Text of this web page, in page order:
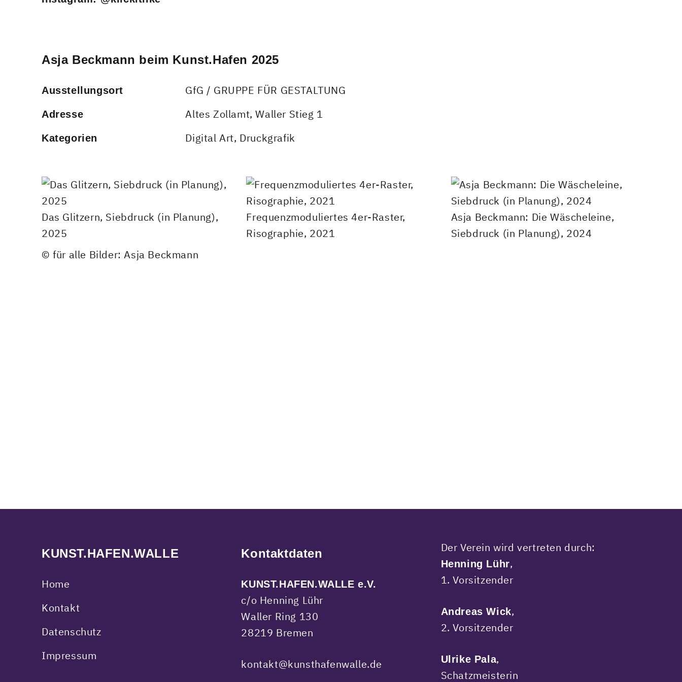
Asja Beckmann beim Kunst.Hafen 2025
Ausstellungsort GfG / GRUPPE FÜR GESTALTUNG
Adresse Altes Zollamt, Waller Stieg 1
Kategorien Digital Art, Druckgrafik
Das Glitzern, Siebdruck (in Planung),
2025
Frequenzmoduliertes 4er-Raster,
Risographie, 2021
Asja Beckmann: Die Wäscheleine,
Siebdruck (in Planung), 2024
© für alle Bilder: Asja Beckmann
KUNST.HAFEN.WALLE
Home
Kontakt
Datenschutz
Impressum
Kontaktdaten
KUNST.HAFEN.WALLE e.V.
c/o Henning Lühr
Waller Ring 130
28219 Bremen
kontakt@kunsthafenwalle.de
Der Verein wird vertreten durch:
Henning Lühr,
1. Vorsitzender
Andreas Wick,
2. Vorsitzender
Ulrike Pala,
Schatzmeisterin